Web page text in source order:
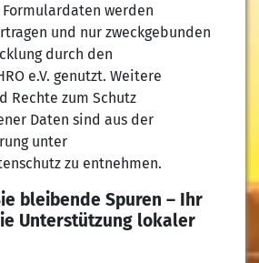
werden
und nur zweckgebunden
durch den
e.V. genutzt. Weitere
Rechte zum Schutz
Daten sind aus der
unter
zu entnehmen.
bleibende Spuren – Ihr
Unterstützung lokaler